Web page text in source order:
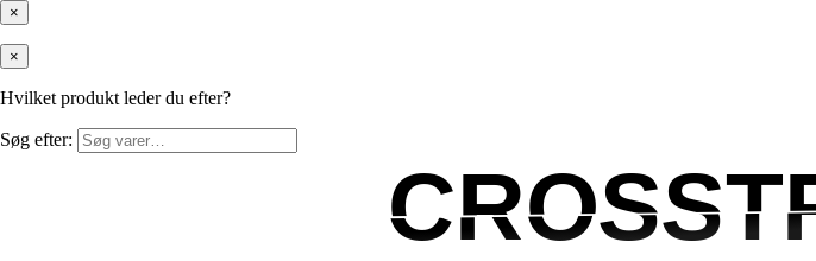
×
×
Hvilket produkt leder du efter?
Søg efter: